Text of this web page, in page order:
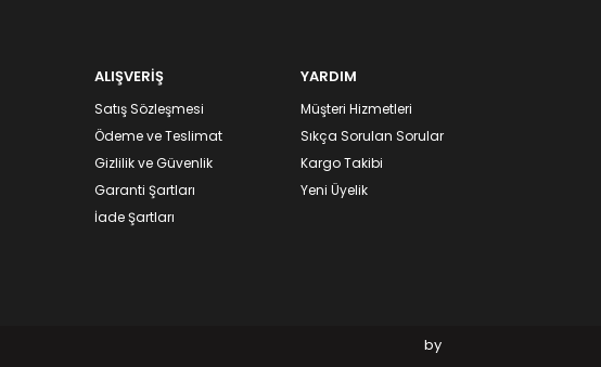
ALIŞVERİŞ
Satış Sözleşmesi
Ödeme ve Teslimat
Gizlilik ve Güvenlik
Garanti Şartları
İade Şartları
YARDIM
Müşteri Hizmetleri
Sıkça Sorulan Sorular
Kargo Takibi
Yeni Üyelik
by